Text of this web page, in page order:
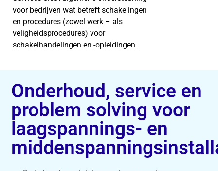
voor bedrijven wat betreft schakelingen
en procedures (zowel werk – als
veligheidsprocedures) voor
schakelhandelingen en -opleidingen.
Onderhoud, service en
problem solving voor
laagspannings- en